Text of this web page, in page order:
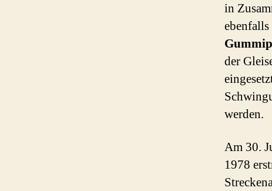
in
der
werden.
Am 30.
1978